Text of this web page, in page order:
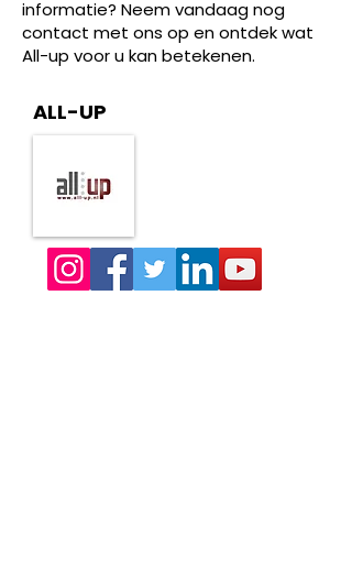
informatie? Neem vandaag nog
contact met ons op en ontdek wat
All-up voor u kan betekenen.
ALL-UP